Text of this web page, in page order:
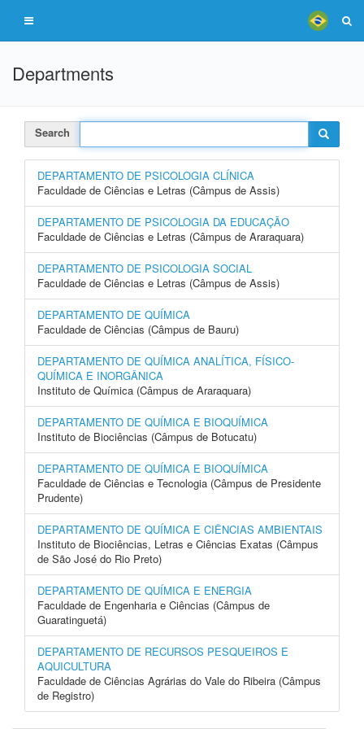
Departments
Search
DEPARTAMENTO DE PSICOLOGIA CLÍNICA
Faculdade de Ciências e Letras (Câmpus de Assis)
DEPARTAMENTO DE PSICOLOGIA DA EDUCAÇÃO
Faculdade de Ciências e Letras (Câmpus de Araraquara)
DEPARTAMENTO DE PSICOLOGIA SOCIAL
Faculdade de Ciências e Letras (Câmpus de Assis)
DEPARTAMENTO DE QUÍMICA
Faculdade de Ciências (Câmpus de Bauru)
DEPARTAMENTO DE QUÍMICA ANALÍTICA, FÍSICO-
QUÍMICA E INORGÂNICA
Instituto de Química (Câmpus de Araraquara)
DEPARTAMENTO DE QUÍMICA E BIOQUÍMICA
Instituto de Biociências (Câmpus de Botucatu)
DEPARTAMENTO DE QUÍMICA E BIOQUÍMICA
Faculdade de Ciências e Tecnologia (Câmpus de Presidente
Prudente)
DEPARTAMENTO DE QUÍMICA E CIÊNCIAS AMBIENTAIS
Instituto de Biociências, Letras e Ciências Exatas (Câmpus
de São José do Rio Preto)
DEPARTAMENTO DE QUÍMICA E ENERGIA
Faculdade de Engenharia e Ciências (Câmpus de
Guaratinguetá)
DEPARTAMENTO DE RECURSOS PESQUEIROS E
AQUICULTURA
Faculdade de Ciências Agrárias do Vale do Ribeira (Câmpus
de Registro)